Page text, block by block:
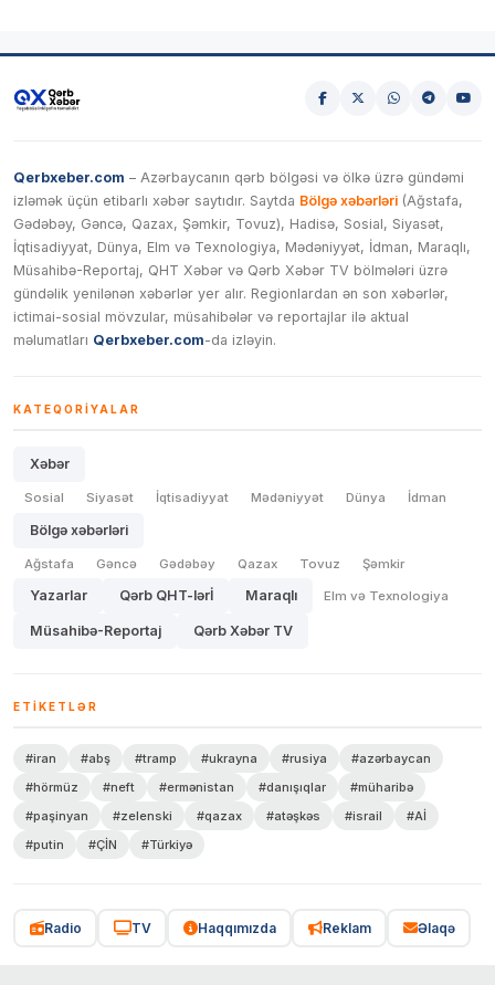
Qerbxeber.com – Azərbaycanın qərb bölgəsi və ölkə üzrə gündəmi
izləmək üçün etibarlı xəbər saytıdır. Saytda Bölgə xəbərləri (Ağstafa,
Gədəbəy, Gəncə, Qazax, Şəmkir, Tovuz), Hadisə, Sosial, Siyasət,
İqtisadiyyat, Dünya, Elm və Texnologiya, Mədəniyyət, İdman, Maraqlı,
Müsahibə-Reportaj, QHT Xəbər və Qərb Xəbər TV bölmələri üzrə
gündəlik yenilənən xəbərlər yer alır. Regionlardan ən son xəbərlər,
ictimai-sosial mövzular, müsahibələr və reportajlar ilə aktual
məlumatları Qerbxeber.com-da izləyin.
KATEQORIYALAR
Xəbər
Sosial Siyasət İqtisadiyyat Mədəniyyət Dünya İdman
Bölgə xəbərləri
Ağstafa Gəncə Gədəbəy Qazax Tovuz Şəmkir
Yazarlar Qərb QHT-lərİ Maraqlı Elm və Texnologiya
Müsahibə-Reportaj Qərb Xəbər TV
ETIKETLƏR
#iran #abş #tramp #ukrayna #rusiya
#azərbaycan
#hörmüz
#neft #ermənistan #danışıqlar
#müharibə
#paşinyan
#zelenski #qazax #atəşkəs #israil
#Aİ
#putin
#ÇİN #Türkiyə
Radio TV Haqqımızda Reklam Əlaqə